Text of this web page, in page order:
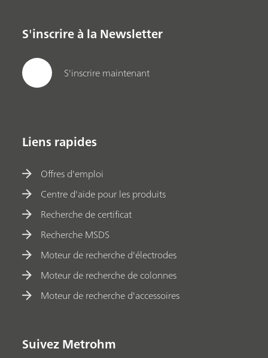
S'inscrire à la Newsletter
S'inscrire maintenant
Liens rapides
Offres d'emploi
Centre d'aide pour les produits
Recherche de certificat
Recherche MSDS
Moteur de recherche d'électrodes
Moteur de recherche de colonnes
Moteur de recherche d'accessoires
Suivez Metrohm